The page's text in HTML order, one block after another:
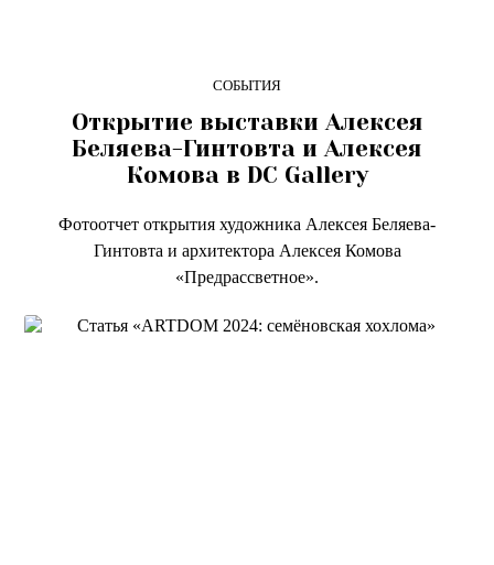
СОБЫТИЯ
Открытие выставки Алексея
Беляева-Гинтовта и Алексея
Комова в DC Gallery
Фотоотчет открытия художника Алексея Беляева-
Гинтовта и архитектора Алексея Комова
«Предрассветное».